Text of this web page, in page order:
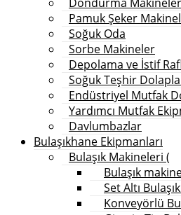
Pamuk Şeker
Soğuk Oda
Sorbe Makineler
Depolama ve İstif
Soğuk Teşhir
Endüstriyel Mutfak
Yardımcı Mutfak
Davlumbazlar
Bulaşıkhane Ekipmanları
Bulaşık Makineleri (
Bulaşık
Set Altı
Konveyörlü